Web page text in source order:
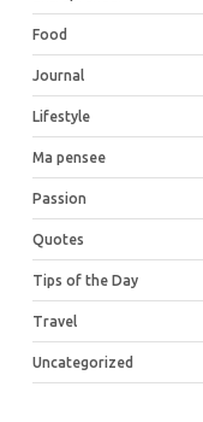
Food
Journal
Lifestyle
Ma pensee
Passion
Quotes
Tips of the Day
Travel
Uncategorized